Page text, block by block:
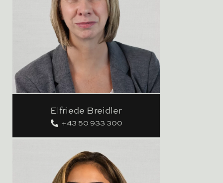
Elfriede Breidler
+43 50 933 300